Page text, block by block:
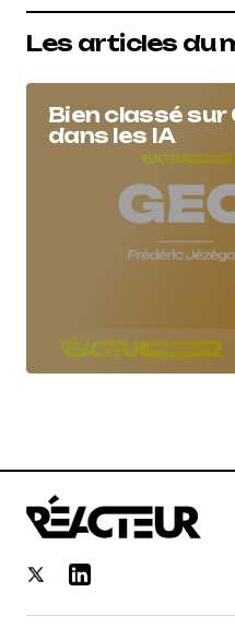
Les articles du
Bien classé sur
dans les IA